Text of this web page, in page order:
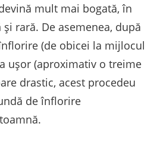
mult mai bogată, în
rară. De asemenea, după
(de obicei la mijlocul
ușor (aproximativ o treime
drastic, acest procedeu
de înflorire